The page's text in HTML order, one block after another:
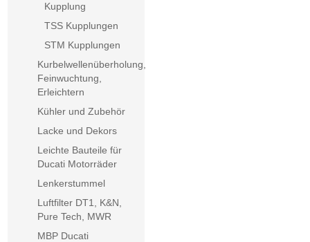
Kupplung
TSS Kupplungen
STM Kupplungen
Kurbelwellenüberholung,
Feinwuchtung,
Erleichtern
Kühler und Zubehör
Lacke und Dekors
Leichte Bauteile für
Ducati Motorräder
Lenkerstummel
Luftfilter DT1, K&N,
Pure Tech, MWR
MBP Ducati